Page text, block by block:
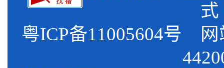
式
粤ICP备11005604号 网